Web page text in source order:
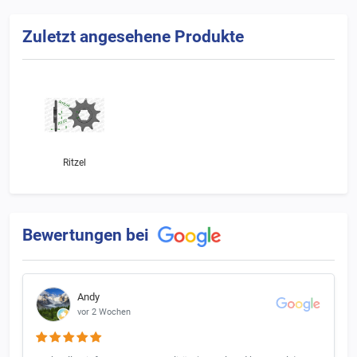
Zuletzt angesehene Produkte
Ritzel
Bewertungen bei
Andy
vor 2 Wochen